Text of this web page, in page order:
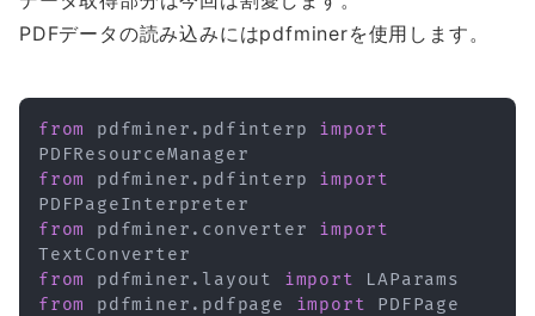
PDFデータの読み込みにはpdfminerを使用します。
from pdfminer . pdfinterp import
from
pdfminer . pdfinterp import
from
pdfminer . converter import
from
pdfminer . layout import
from
pdfminer . pdfpage import